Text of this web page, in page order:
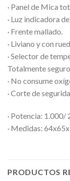
· Panel de Mica
· Luz indicadora
· Frente mallado.
· Liviano y con
· Selector de
Totalmente
· No consume
· Corte de
· Potencia: 1.000/
· Medidas:
PRODUCTOS